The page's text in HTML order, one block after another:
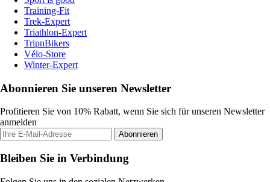
Training-Fit
Trek-Expert
Triathlon-Expert
TripnBikers
Vélo-Store
Winter-Expert
Abonnieren Sie unseren Newsletter
Profitieren Sie von 10% Rabatt, wenn Sie sich für unseren Newsletter
anmelden
Abonnieren
Bleiben Sie in Verbindung